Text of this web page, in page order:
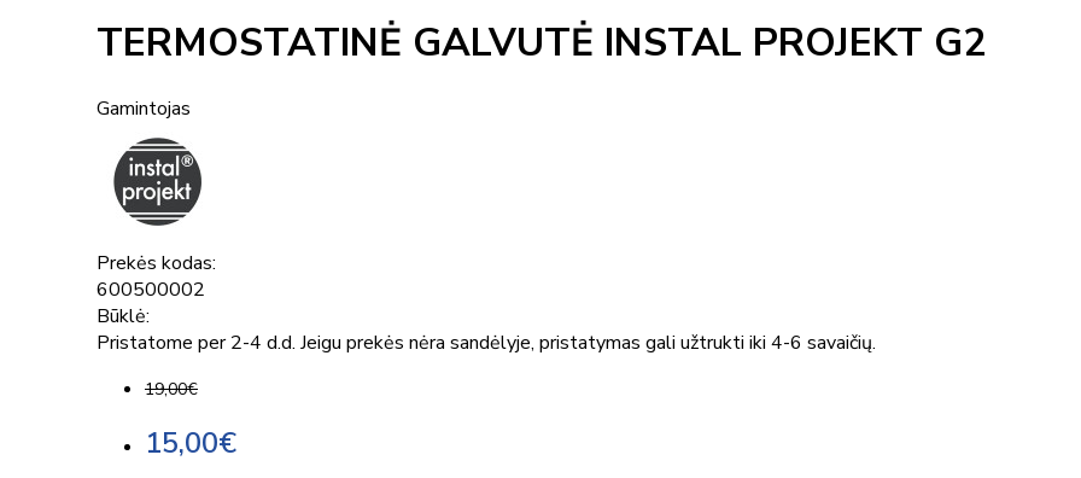
TERMOSTATINĖ GALVUTĖ INSTAL PROJEKT G2
Gamintojas
Prekės kodas:
600500002
Būklė:
Pristatome per 2-4 d.d. Jeigu prekės nėra sandėlyje, pristatymas gali užtrukti iki 4-6 savaičių.
19,00€
15,00€